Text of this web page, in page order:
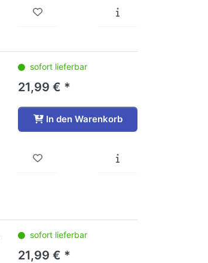
sofort lieferbar
21,99 € *
In den Warenkorb
sofort lieferbar
21,99 € *